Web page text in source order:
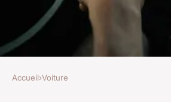
Accueil›Voiture